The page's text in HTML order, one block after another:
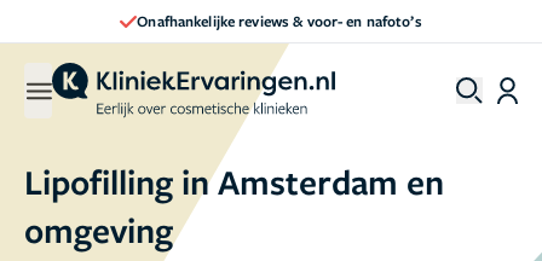
Direct een afspraak maken
Lipofilling in Amsterdam en
omgeving